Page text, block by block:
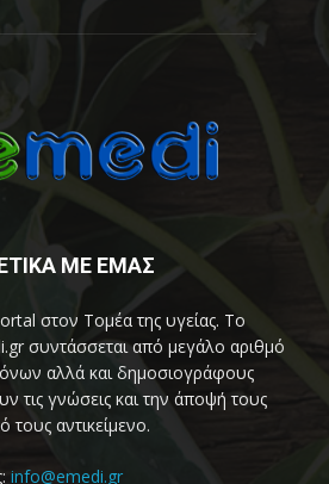
ΜΕ ΕΜΑΣ
στον Τομέα της υγείας. Το
συντάσσεται από μεγάλο αριθμό
αλλά και δημοσιογράφους
τις γνώσεις και την άποψή τους
αντικείμενο.
info@emedi.gr